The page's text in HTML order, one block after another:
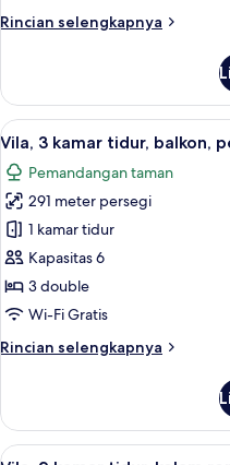
pemandangan
Rincian selengkapnya
Rincian
Suite
Senior,
1
tidur,
pemandangan
samudra
Lihat
semua
foto
untuk
Vila,
3
kamar
tidur,
pemandangan
10
Vila, 3 kamar tidur, balkon,
Pemandangan taman
291 meter persegi
1 kamar tidur
Kapasitas 6
3 double
Wi-Fi Gratis
Rincian selengkapnya
Rincian
Vila,
Lihat